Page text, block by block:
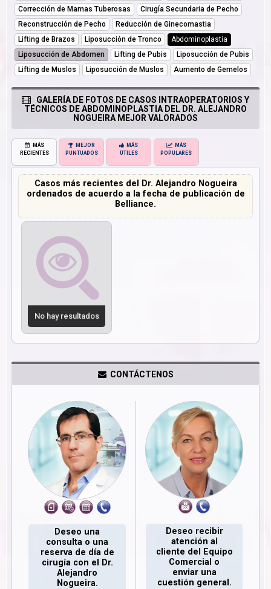
Corrección de Mamas Tuberosas
Cirugía Secundaria de Pecho
Reconstrucción de Pecho
Reducción de Ginecomastia
Lifting de Brazos
Liposucción de Tronco
Abdominoplastia
Liposucción de Abdomen
Lifting de Pubis
Liposucción de Pubis
Lifting de Muslos
Liposucción de Muslos Aumento de Gemelos
GALERÍA DE FOTOS DE CASOS INTRAOPERATORIOS Y
TÉCNICOS DE ABDOMINOPLASTIA DEL DR. ALEJANDRO
NOGUEIRA MEJOR VALORADOS
MÁS
RECIENTES
MEJOR
PUNTUADOS
MÁS
ÚTILES
MÁS
POPULARES
Casos más recientes del Dr. Alejandro Nogueira
ordenados de acuerdo a la fecha de publicación de
Belliance.
No hay resultados
CONTÁCTENOS
Deseo una
consulta o una
reserva de día de
cirugía con el Dr.
Alejandro
Nogueira.
Deseo recibir
atención al
cliente del Equipo
Comercial o
enviar una
cuestión general.